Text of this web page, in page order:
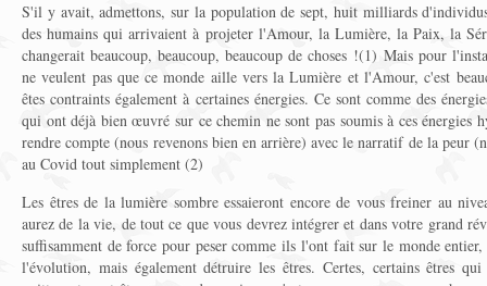
S'il y avait, admettons, sur la population de sept, huit milliards
des humains qui arrivaient à projeter l'Amour, la Lumière, la Paix, la
changerait beaucoup, beaucoup, beaucoup de choses !(1) Mais pour
ne veulent pas que ce monde aille vers la Lumière et l'Amour, c'est
êtes contraints également à certaines énergies. Ce sont comme des
qui ont déjà bien œuvré sur ce chemin ne sont pas soumis à ces énergies
rendre compte (nous revenons bien en arrière) avec le narratif de la peur
au Covid tout simplement (2)
Les êtres de la lumière sombre essaieront encore de vous freiner au
aurez de la vie, de tout ce que vous devrez intégrer et dans votre grand
suffisamment de force pour peser comme ils l'ont fait sur le monde
l'évolution, mais également détruire les êtres. Certes, certains êtres